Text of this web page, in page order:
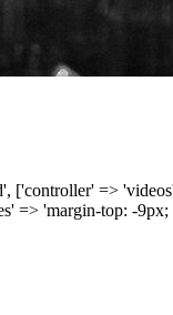
['controller' =>
=> 'margin-top: -